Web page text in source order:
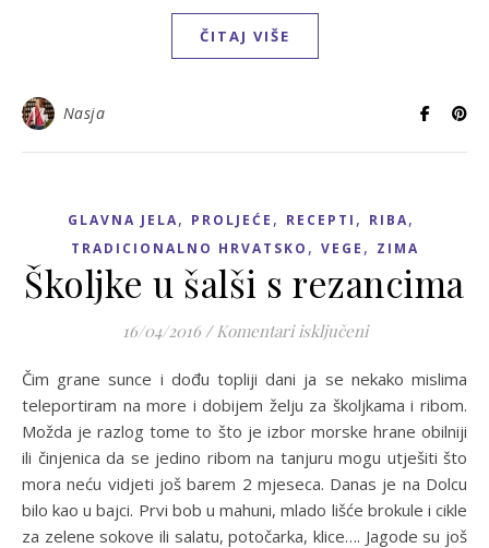
ČITAJ VIŠE
Nasja
GLAVNA JELA, PROLJEĆE , RECEPTI , RIBA,
TRADICIONALNO HRVATSKO , VEGE , ZIMA
Školjke u šalši s rezancima
16/04/2016 / Komentari isključeniza Školjke u
Čim grane sunce i dođu topliji dani ja se nekako mislima
teleportiram na more i dobijem želju za školjkama i ribom.
Možda je razlog tome to što je izbor morske hrane obilniji
ili činjenica da se jedino ribom na tanjuru mogu utješiti što
mora neću vidjeti još barem 2 mjeseca. Danas je na Dolcu
bilo kao u bajci. Prvi bob u mahuni, mlado lišće brokule i cikle
za zelene sokove ili salatu, potočarka, klice…. Jagode su još